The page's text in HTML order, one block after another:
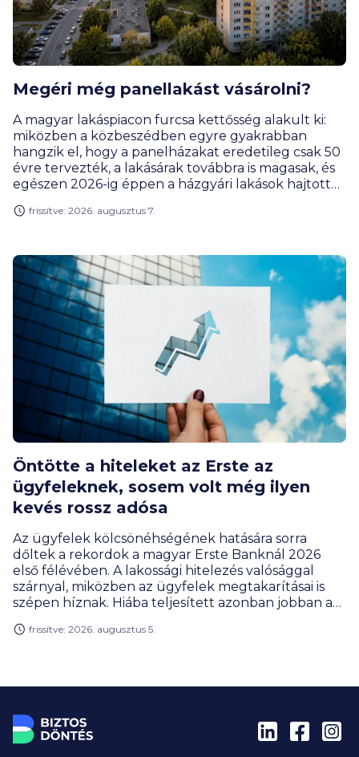
Megéri még panellakást vásárolni?
A magyar lakáspiacon furcsa kettősség alakult ki:
miközben a közbeszédben egyre gyakrabban
hangzik el, hogy a panelházakat eredetileg csak 50
évre tervezték, a lakásárak továbbra is magasak, és
egészen 2026-ig éppen a házgyári lakások hajtották
vevőnek továbbra is ezek jelentik a leginkább
alakult a lakáspiac, az árak és mik a legérdekesebb
panelrekordok?
frissítve: 2026. augusztus 7.
Öntötte a hiteleket az Erste az
ügyfeleknek, sosem volt még ilyen
kevés rossz adósa
Az ügyfelek kölcsönéhségének hatására sorra
dőltek a rekordok a magyar Erste Banknál 2026
első félévében. A lakossági hitelezés valósággal
szárnyal, miközben az ügyfelek megtakarításai is
szépen híznak. Hiába teljesített azonban jobban a
extraprofitadó befizetésének új szabályai miatt van
frissítve: 2026. augusztus 5.